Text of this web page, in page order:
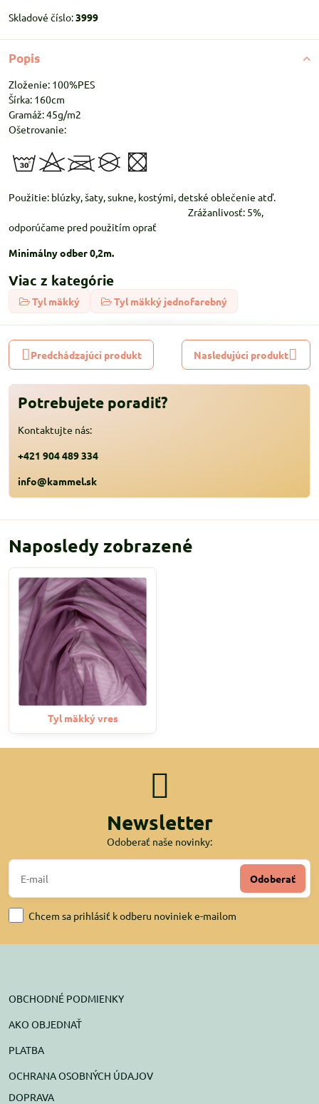
Skladové číslo:3999
Popis
Zloženie: 100%PES
Šírka: 160cm
Gramáž: 45g/m2
Ošetrovanie:
Použitie: blúzky, šaty, sukne, kostými, detské oblečenie atď.
Zrážanlivosť: 5%,
odporúčame pred použitím oprať
Minimálny odber 0,2m.
Viac z kategórie
Tyl mäkký Tyl mäkký jednofarebný
Predchádzajúci produkt Nasledujúci produkt
Potrebujete poradiť?
Kontaktujte nás:
+421 904 489 334
info@kammel.sk
Naposledy zobrazené
Tyl mäkký vres
Newsletter
Odoberať naše novinky:
Odoberať
Chcem sa prihlásiť k odberu noviniek e-mailom
OBCHODNÉ PODMIENKY
AKO OBJEDNAŤ
PLATBA
OCHRANA OSOBNÝCH ÚDAJOV
DOPRAVA